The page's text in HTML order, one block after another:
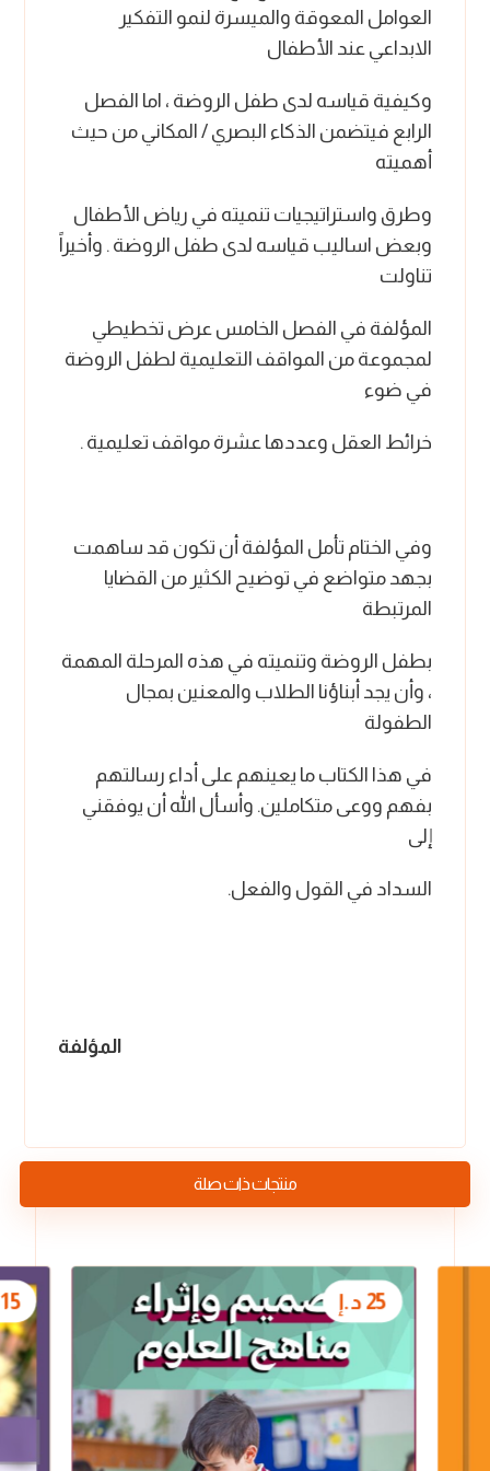
العوامل المعوقة والميسرة لنمو التفكير
الابداعي عند الأطفال
وكيفية قياسه لدى طفل الروضة ، اما الفصل
الرابع فيتضمن الذكاء البصري / المكاني من حيث
أهميته
وطرق واستراتيجيات تنميته في رياض الأطفال
وبعض اساليب قياسه لدى طفل الروضة . وأخيراً
تناولت
المؤلفة في الفصل الخامس عرض تخطيطي
لمجموعة من المواقف التعليمية لطفل الروضة
في ضوء
خرائط العقل وعددها عشرة مواقف تعليمية .
وفي الختام تأمل المؤلفة أن تكون قد ساهمت
بجهد متواضع في توضيح الكثير من القضايا
المرتبطة
بطفل الروضة وتنميته في هذه المرحلة المهمة
، وأن يجد أبناؤنا الطلاب والمعنين بمجال
الطفولة
في هذا الكتاب ما يعينهم على أداء رسالتهم
بفهم ووعى متكاملين. وأسأل الله أن يوفقني
إلى
السداد في القول والفعل.
المؤلفة
منتجات ذات صلة
25د.إ 15